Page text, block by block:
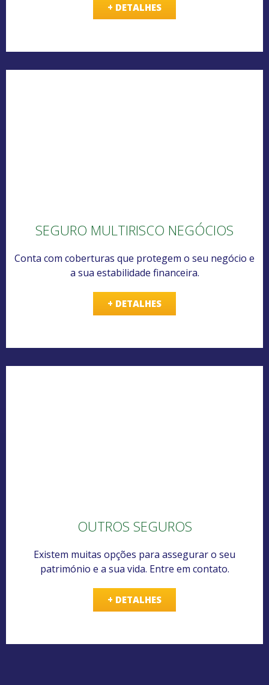
+ DETALHES
SEGURO MULTIRISCO NEGÓCIOS
Conta com coberturas que protegem o seu negócio e
a sua estabilidade financeira.
+ DETALHES
OUTROS SEGUROS
Existem muitas opções para assegurar o seu
património e a sua vida. Entre em contato.
+ DETALHES